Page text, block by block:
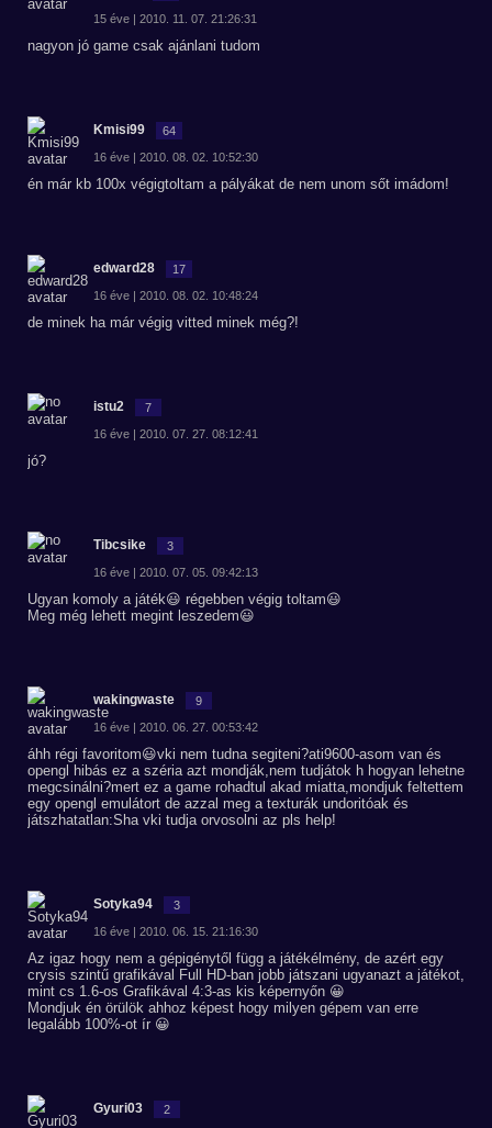
15 éve | 2010. 11. 07. 21:26:31
nagyon jó game csak ajánlani tudom
Kmisi99 64
16 éve | 2010. 08. 02. 10:52:30
én már kb 100x végigtoltam a pályákat de nem unom sőt imádom!
edward28 17
16 éve | 2010. 08. 02. 10:48:24
de minek ha már végig vitted minek még?!
istu2 7
16 éve | 2010. 07. 27. 08:12:41
jó?
Tibcsike 3
16 éve | 2010. 07. 05. 09:42:13
Ugyan komoly a játék😃 régebben végig toltam😃
Meg még lehett megint leszedem😃
wakingwaste 9
16 éve | 2010. 06. 27. 00:53:42
áhh régi favoritom😃vki nem tudna segiteni?ati9600-asom van és
opengl hibás ez a széria azt mondják,nem tudjátok h hogyan lehetne
megcsinálni?mert ez a game rohadtul akad miatta,mondjuk feltettem
egy opengl emulátort de azzal meg a texturák undoritóak és
játszhatatlan:Sha vki tudja orvosolni az pls help!
Sotyka94 3
16 éve | 2010. 06. 15. 21:16:30
Az igaz hogy nem a gépigénytől függ a játékélmény, de azért egy
crysis szintű grafikával Full HD-ban jobb játszani ugyanazt a játékot,
mint cs 1.6-os Grafikával 4:3-as kis képernyőn 😀
Mondjuk én örülök ahhoz képest hogy milyen gépem van erre
legalább 100%-ot ír 😀
Gyuri03 2